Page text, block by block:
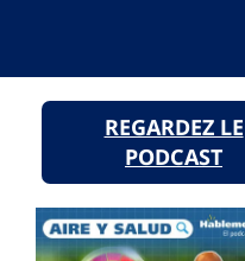
REGARDEZ LE
PODCAST